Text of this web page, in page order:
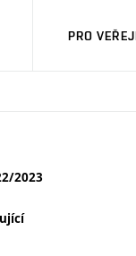
PRO
2023